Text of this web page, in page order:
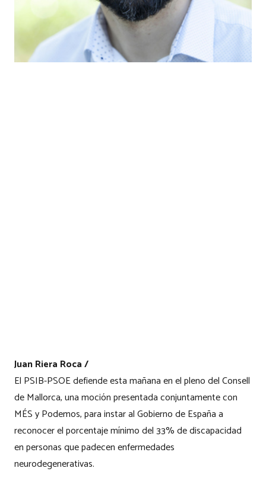
Juan Riera Roca /
El PSIB-PSOE defiende esta mañana en el pleno del Consell
de Mallorca, una moción presentada conjuntamente con
MÉS y Podemos, para instar al Gobierno de España a
reconocer el porcentaje mínimo del 33% de discapacidad
en personas que padecen enfermedades
neurodegenerativas.